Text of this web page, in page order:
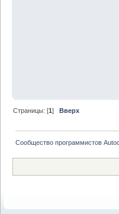
Страницы: [1]Вверх
Сообщество программистов